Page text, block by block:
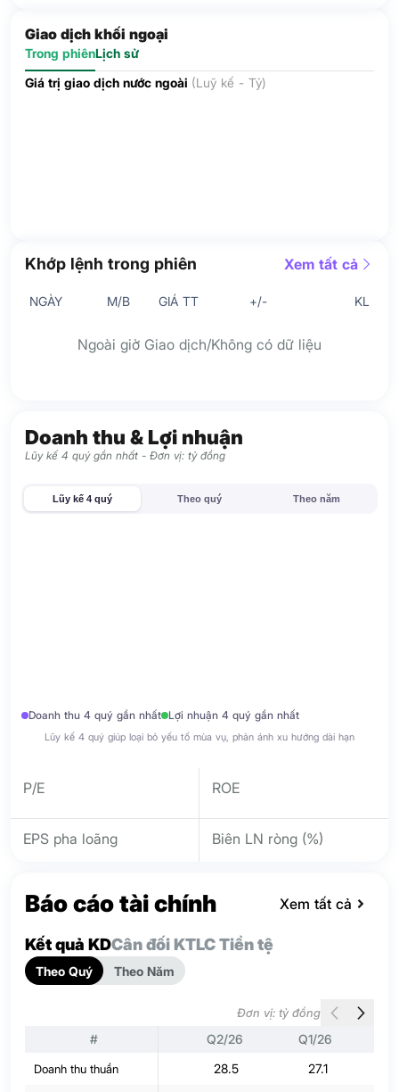
Giao dịch khối ngoại
Trong phiênLịch sử
Giá trị giao dịch nước ngoài (Luỹ kế - Tỷ)
Khớp lệnh trong phiên Xem tất cả
NGÀY M/B GIÁ TT +/- KL
Ngoài giờ Giao dịch/Không có dữ liệu
Doanh thu & Lợi nhuận
Lũy kế 4 quý gần nhất - Đơn vị: tỷ đồng
Lũy kế 4 quý Theo quý Theo năm
Doanh thu 4 quý gần nhất Lợi nhuận 4 quý gần nhất
Lũy kế 4 quý giúp loại bỏ yếu tố mùa vụ, phản ánh xu hướng dài hạn
P/E ROE
EPS pha loãng Biên LN ròng (%)
Báo cáo tài chính Xem tất cả
Kết quả KDCân đối KTLC Tiền tệ
Theo Quý Theo Năm
Đơn vị: tỷ đồng
# Q2/26 Q1/26
Doanh thu thuần 28.5 27.1